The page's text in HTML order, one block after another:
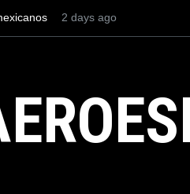
con
La industria naval
3 days ago